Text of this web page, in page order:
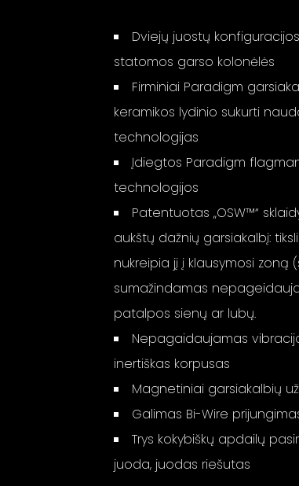
Dviejų juostų
statomos garso kolonėlės
Firminiai Paradigm
keramikos lydinio sukurti
technologijas
Įdiegtos Paradigm
technologijos
Patentuotas „OSW™“
aukštų dažnių garsiakalbį:
nukreipia jį į klausymosi zoną
sumažindamas
patalpos sienų ar lubų.
Nepagaidaujamas
inertiškas korpusas
Magnetiniai garsiakalbių
Galimas Bi-Wire
Trys kokybiškų apdailų
juoda, juodas riešutas